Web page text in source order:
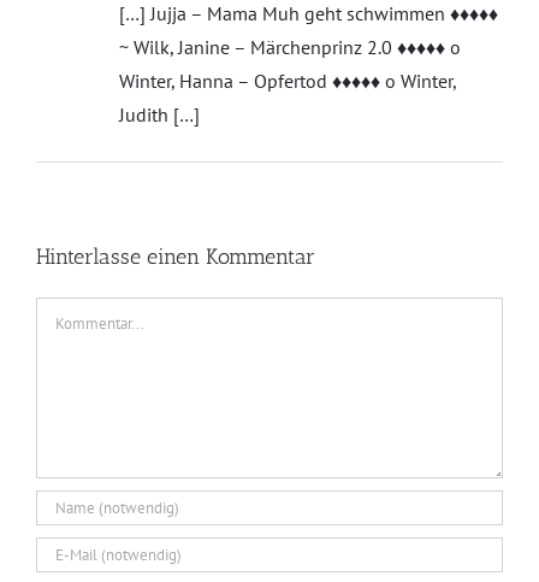
[…] Jujja – Mama Muh geht schwimmen ♦♦♦♦♦
~ Wilk, Janine – Märchenprinz 2.0 ♦♦♦♦♦ o
Winter, Hanna – Opfertod ♦♦♦♦♦ o Winter,
Judith […]
Hinterlasse einen Kommentar
Kommentar